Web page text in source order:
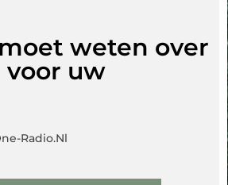
weten over
uw
Radio.nl